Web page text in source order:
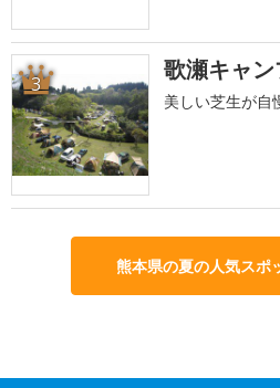
3 歌瀬キャ
美しい芝生が自
熊本県の夏の人気スポ